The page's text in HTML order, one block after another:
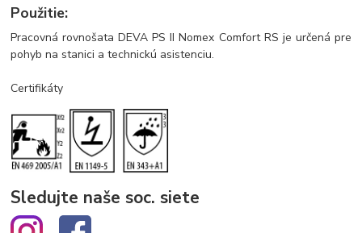
Použitie:
Pracovná rovnošata DEVA PS II Nomex Comfort RS je určená pre
pohyb na stanici a technickú asistenciu.
Certifikáty
Sledujte naše soc. siete